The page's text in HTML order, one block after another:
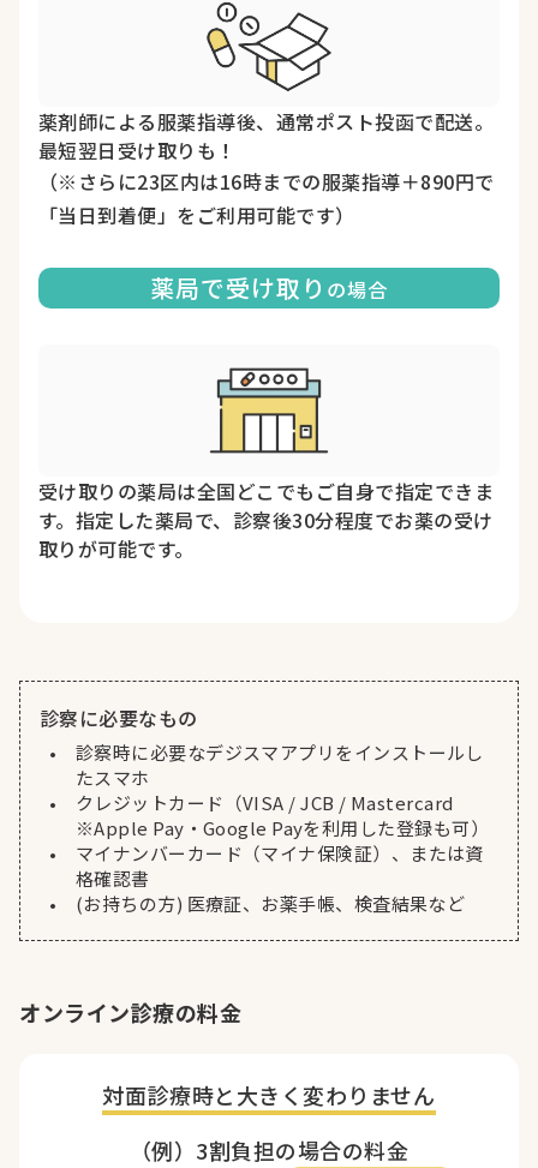
薬剤師による服薬指導後、通常ポスト投函で配送。
最短翌日受け取りも！
（※さらに23区内は16時までの服薬指導＋890円で
「当日到着便」をご利用可能です）
薬局で受け取り の場合
受け取りの薬局は全国どこでもご自身で指定できま
す。指定した薬局で、診察後30分程度でお薬の受け
取りが可能です。
診察に必要なもの
診察時に必要なデジスマアプリをインストールし
たスマホ
クレジットカード（VISA / JCB / Mastercard
※Apple Pay・Google Payを利用した登録も可）
マイナンバーカード（マイナ保険証）、または資
格確認書
(お持ちの方) 医療証、お薬手帳、検査結果など
オンライン診療の料金
対面診療時と大きく変わりません
（例）3割負担の場合の料金